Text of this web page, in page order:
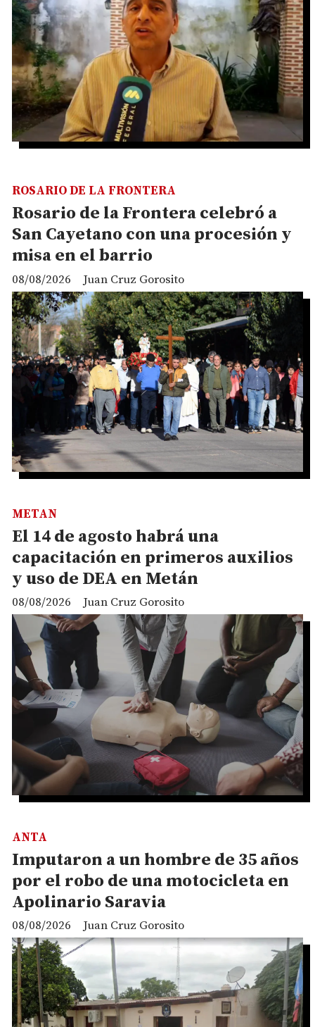
Rosario de la Frontera celebró a
San Cayetano con una procesión y
misa en el barrio
Juan Cruz Gorosito
ROSARIO DE LA FRONTERA
08/08/2026
El 14 de agosto habrá una
capacitación en primeros auxilios
y uso de DEA en Metán
Juan Cruz Gorosito
METAN
08/08/2026
Imputaron a un hombre de 35 años
por el robo de una motocicleta en
Apolinario Saravia
Juan Cruz Gorosito
ANTA
08/08/2026